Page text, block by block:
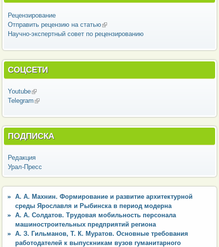
Рецензирование
Отправить рецензию на статью(внешняя ссылка)
Научно-экспертный совет по рецензированию
СОЦСЕТИ
Youtube(внешняя ссылка)
Telegram (внешняя ссылка)
ПОДПИСКА
Редакция
Урал-Пресс
А. А. Махнин. Формирование и развитие архитектурной
среды Ярославля и Рыбинска в период модерна
А. А. Солдатов. Трудовая мобильность персонала
машиностроительных предприятий региона
А. З. Гильманов, Т. К. Муратов. Основные требования
работодателей к выпускникам вузов гуманитарного